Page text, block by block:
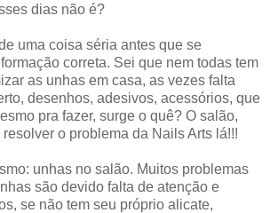
dias não é?
uma coisa séria antes que se
correta. Sei que nem todas tem
as unhas em casa, as vezes falta
desenhos, adesivos, acessórios, que
pra fazer, surge o quê? O salão,
o problema da Nails Arts lá!!!
unhas no salão. Muitos problemas
são devido falta de atenção e
se não tem seu próprio alicate,